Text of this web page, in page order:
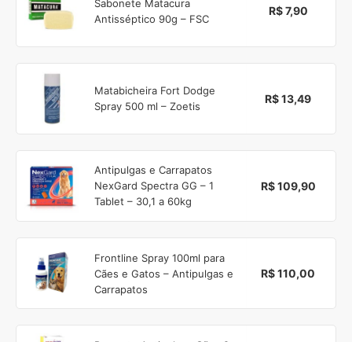
Sabonete Matacura
Antisséptico 90g – FSC
R$ 7,90
Matabicheira Fort Dodge
Spray 500 ml – Zoetis
R$ 13,49
Antipulgas e Carrapatos
NexGard Spectra GG – 1
Tablet – 30,1 a 60kg
R$ 109,90
Frontline Spray 100ml para
Cães e Gatos – Antipulgas e
Carrapatos
R$ 110,00